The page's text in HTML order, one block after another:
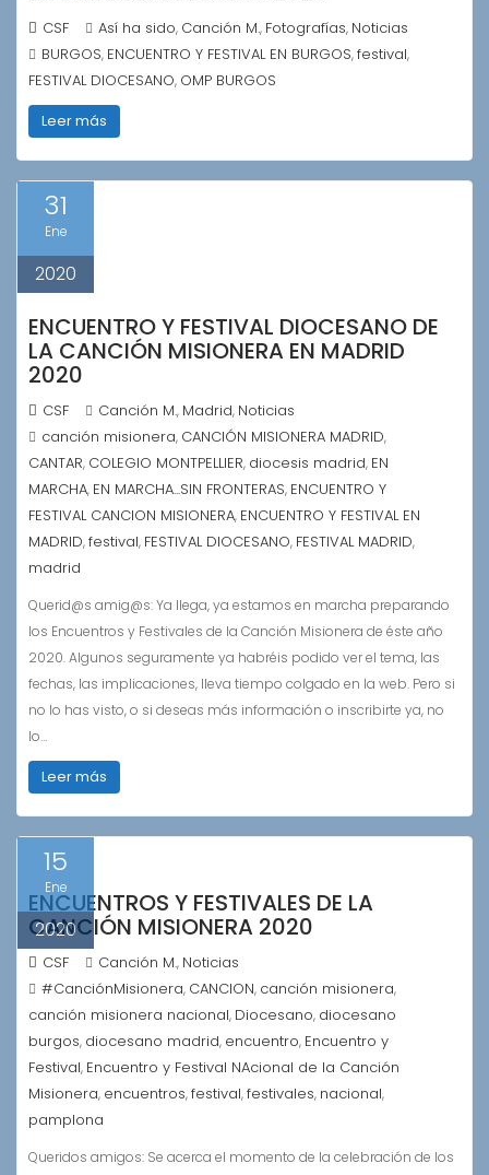
CSF Así ha sido, Canción M., Fotografías, Noticias
BURGOS, ENCUENTRO Y FESTIVAL EN BURGOS,festival,
FESTIVAL DIOCESANO, OMP BURGOS
Leer más
31
Ene
2020
ENCUENTRO Y FESTIVAL DIOCESANO DE
LA CANCIÓN MISIONERA EN MADRID
2020
CSF Canción M., Madrid, Noticias
canción misionera, CANCIÓN MISIONERA MADRID,
CANTAR, COLEGIO MONTPELLIER, diocesis madrid, EN
MARCHA, EN MARCHA...SIN FRONTERAS, ENCUENTRO Y
FESTIVAL CANCION MISIONERA, ENCUENTRO Y FESTIVAL EN
MADRID,festival, FESTIVAL DIOCESANO, FESTIVAL MADRID,
madrid
Querid@s amig@s: Ya llega, ya estamos en marcha preparando
los Encuentros y Festivales de la Canción Misionera de éste año
2020. Algunos seguramente ya habréis podido ver el tema, las
fechas, las implicaciones, lleva tiempo colgado en la web. Pero si
no lo has visto, o si deseas más información o inscribirte ya, no
lo…
Leer más
15
Ene
2020
ENCUENTROS Y FESTIVALES DE LA
CANCIÓN MISIONERA 2020
CSF Canción M., Noticias
#CanciónMisionera, CANCION, canción misionera,
canción misionera nacional, Diocesano, diocesano
burgos, diocesano madrid, encuentro, Encuentro y
Festival, Encuentro y Festival NAcional de la Canción
Misionera, encuentros,festival,festivales, nacional,
pamplona
Queridos amigos: Se acerca el momento de la celebración de los